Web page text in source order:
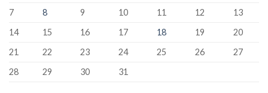
Bandung
Lulus
100%
7
8 9 10 11 12
13
14
15 16 17 18 19
20
21
22 23 24 25 26
27
28
29 30 31